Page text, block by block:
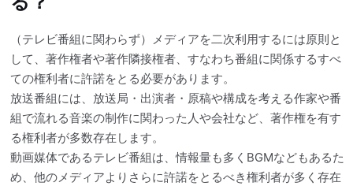
（テレビ番組に関わらず）メディアを二次利用するには原則と
して、著作権者や著作隣接権者、すなわち番組に関係するすべ
ての権利者に許諾をとる必要があります。
放送番組には、放送局・出演者・原稿や構成を考える作家や番
組で流れる音楽の制作に関わった人や会社など、著作権を有す
る権利者が多数存在します。
動画媒体であるテレビ番組は、情報量も多くBGMなどもあるた
め、他のメディアよりさらに許諾をとるべき権利者が多く存在